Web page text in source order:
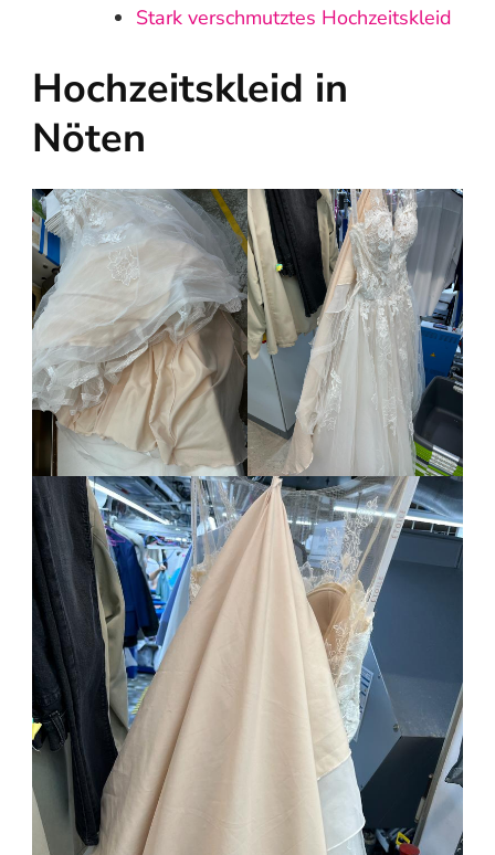
Stark verschmutztes Hochzeitskleid
Hochzeitskleid in
Nöten